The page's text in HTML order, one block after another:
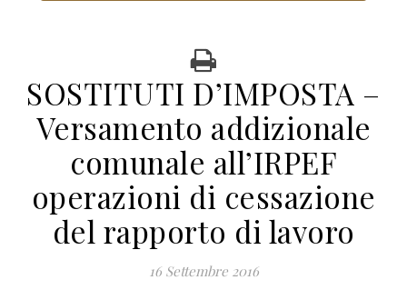
SOSTITUTI D’IMPOSTA –
Versamento addizionale
comunale all’IRPEF
operazioni di cessazione
del rapporto di lavoro
16 Settembre 2016